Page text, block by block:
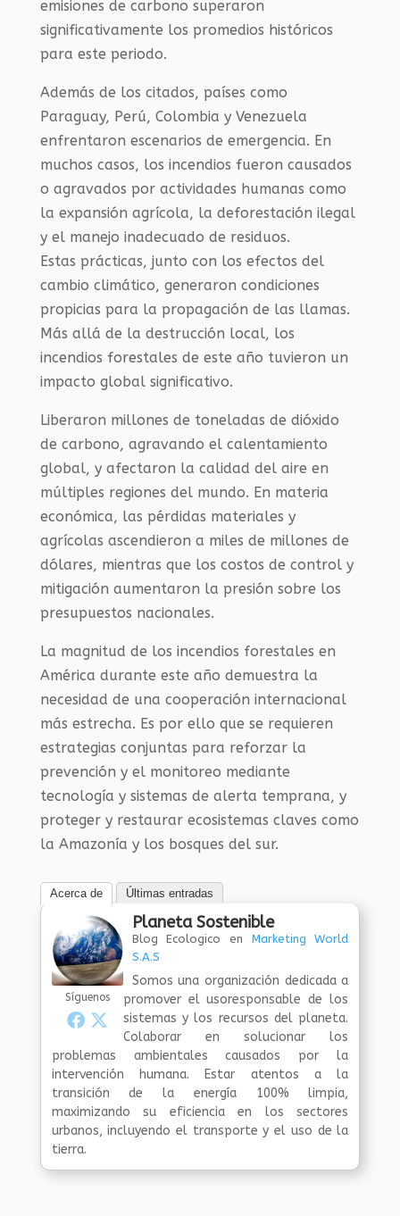
emisiones de carbono superaron
significativamente los promedios históricos
para este periodo.
Además de los citados, países como
Paraguay, Perú, Colombia y Venezuela
enfrentaron escenarios de emergencia. En
muchos casos, los incendios fueron causados
o agravados por actividades humanas como
la expansión agrícola, la deforestación ilegal
y el manejo inadecuado de residuos.
Estas prácticas, junto con los efectos del
cambio climático, generaron condiciones
propicias para la propagación de las llamas.
Más allá de la destrucción local, los
incendios forestales de este año tuvieron un
impacto global significativo.
Liberaron millones de toneladas de dióxido
de carbono, agravando el calentamiento
global, y afectaron la calidad del aire en
múltiples regiones del mundo. En materia
económica, las pérdidas materiales y
agrícolas ascendieron a miles de millones de
dólares, mientras que los costos de control y
mitigación aumentaron la presión sobre los
presupuestos nacionales.
La magnitud de los incendios forestales en
América durante este año demuestra la
necesidad de una cooperación internacional
más estrecha. Es por ello que se requieren
estrategias conjuntas para reforzar la
prevención y el monitoreo mediante
tecnología y sistemas de alerta temprana, y
proteger y restaurar ecosistemas claves como
la Amazonía y los bosques del sur.
Acerca de Últimas entradas
Síguenos
Planeta Sostenible
Blog Ecologico en Marketing World
S.A.S
Somos una organización dedicada a
promover el usoresponsable de los
sistemas y los recursos del planeta.
Colaborar en solucionar los
problemas ambientales causados por la
intervención humana. Estar atentos a la
transición de la energía 100% limpia,
maximizando su eficiencia en los sectores
urbanos, incluyendo el transporte y el uso de la
tierra.